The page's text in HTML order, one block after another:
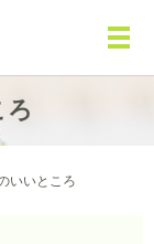
メ
ろ
いいところ